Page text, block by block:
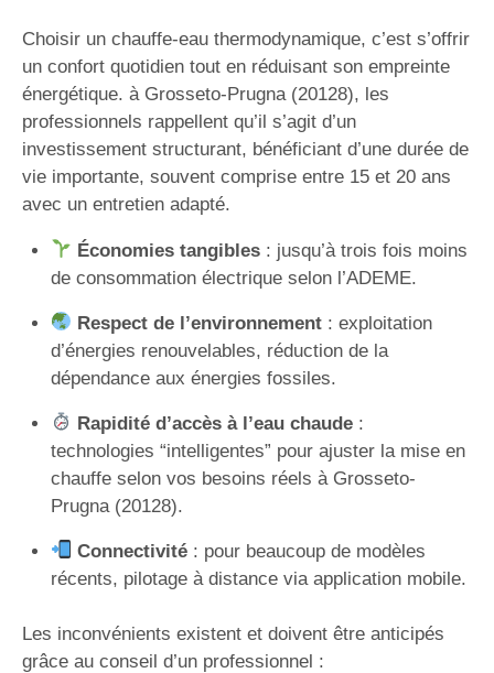
Choisir un chauffe-eau thermodynamique, c’est s’offrir
un confort quotidien tout en réduisant son empreinte
énergétique. à Grosseto-Prugna (20128), les
professionnels rappellent qu’il s’agit d’un
investissement structurant, bénéficiant d’une durée de
vie importante, souvent comprise entre 15 et 20 ans
avec un entretien adapté.
Économies tangibles: jusqu’à trois fois moins
de consommation électrique selon l’ADEME.
Respect de l’environnement: exploitation
d’énergies renouvelables, réduction de la
dépendance aux énergies fossiles.
Rapidité d’accès à l’eau chaude:
technologies “intelligentes” pour ajuster la mise en
chauffe selon vos besoins réels à Grosseto-
Prugna (20128).
Connectivité: pour beaucoup de modèles
récents, pilotage à distance via application mobile.
Les inconvénients existent et doivent être anticipés
grâce au conseil d’un professionnel :